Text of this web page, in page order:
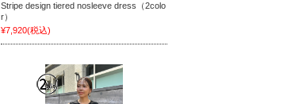
Stripe design tiered nosleeve dress（2colo
r）
¥7,920(税込)